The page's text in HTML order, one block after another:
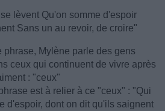
lèvent Qu'on somme d'espoir
Sans un au revoir, de croire"
phrase, Mylène parle des gens
ceux qui continuent de vivre après
: "ceux"
est à relier à ce "ceux" : "Qui
d'espoir, dont on dit qu'ils saignent